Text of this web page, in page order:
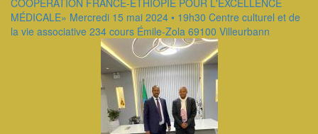
COOPÉRATION FRANCE-ÉTHIOPIE POUR L'EXCELLENCE
MÉDICALE» Mercredi 15 mai 2024 • 19h30 Centre culturel et de
la vie associative 234 cours Émile-Zola 69100 Villeurbann